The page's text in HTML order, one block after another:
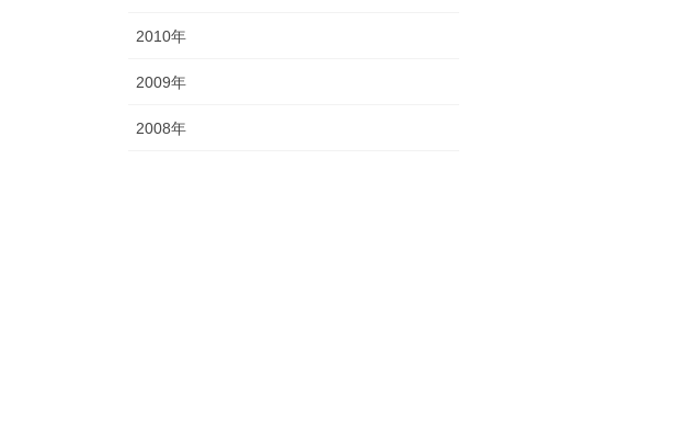
2010年
2009年
2008年